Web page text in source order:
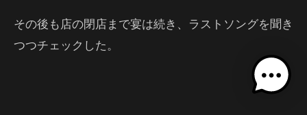
その後も店の閉店まで宴は続き、ラストソングを聞き
つつチェックした。